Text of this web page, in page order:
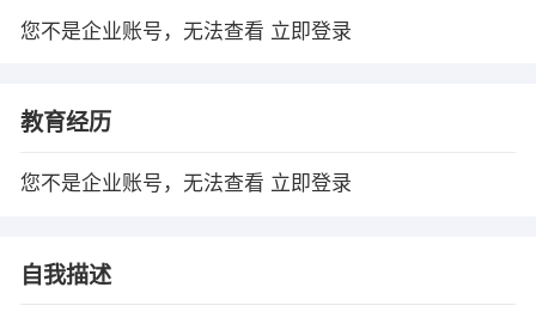
您不是企业账号，无法查看 立即登录
教育经历
您不是企业账号，无法查看 立即登录
自我描述